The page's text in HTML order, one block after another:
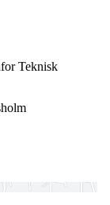
Teknisk